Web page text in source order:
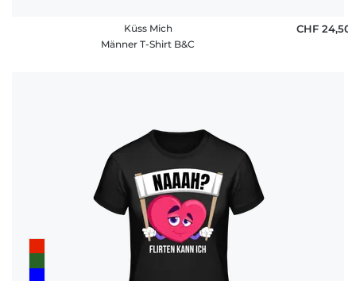
Küss Mich
Männer T-Shirt B&C
CHF 24,50